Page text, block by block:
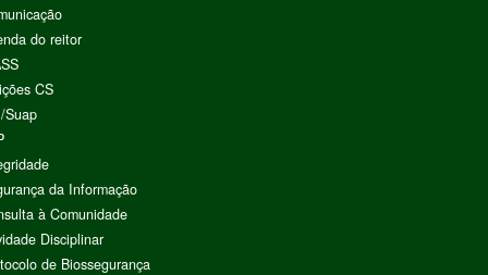
do reitor
CS
Suap
da Informação
à Comunidade
Disciplinar
de Biossegurança